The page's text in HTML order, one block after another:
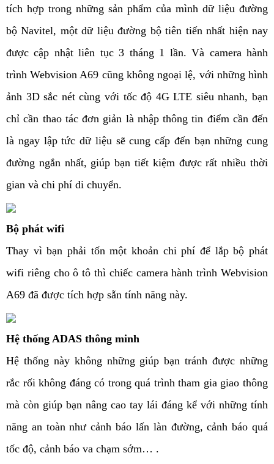
tích hợp trong những sản phẩm của mình dữ liệu đường
bộ Navitel, một dữ liệu đường bộ tiên tiến nhất hiện nay
được cập nhật liên tục 3 tháng 1 lần. Và camera hành
trình Webvision A69 cũng không ngoại lệ, với những hình
ảnh 3D sắc nét cùng với tốc độ 4G LTE siêu nhanh, bạn
chỉ cần thao tác đơn giản là nhập thông tin điểm cần đến
là ngay lập tức dữ liệu sẽ cung cấp đến bạn những cung
đường ngắn nhất, giúp bạn tiết kiệm được rất nhiều thời
gian và chi phí di chuyển.
Bộ phát wifi
Thay vì bạn phải tốn một khoản chi phí để lắp bộ phát
wifi riêng cho ô tô thì chiếc camera hành trình Webvision
A69 đã được tích hợp sẵn tính năng này.
Hệ thống ADAS thông minh
Hệ thống này không những giúp bạn tránh được những
rắc rối không đáng có trong quá trình tham gia giao thông
mà còn giúp bạn nâng cao tay lái đáng kể với những tính
năng an toàn như cảnh báo lấn làn đường, cảnh báo quá
tốc độ, cảnh báo va chạm sớm… .